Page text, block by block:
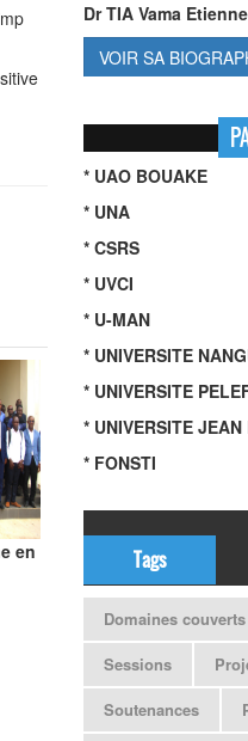
en
Dr TIA Vama Etienne
VOIR SA
* UAO BOUAKE
* UNA
* CSRS
* UVCI
* U-MAN
* UNIVERSITE
* UNIVERSITE
* UNIVERSITE
* FONSTI
Tags
Domaines couverts
Sessions
Soutenances